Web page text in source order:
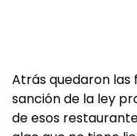
Atrás quedaron las
sanción de la ley
de esos